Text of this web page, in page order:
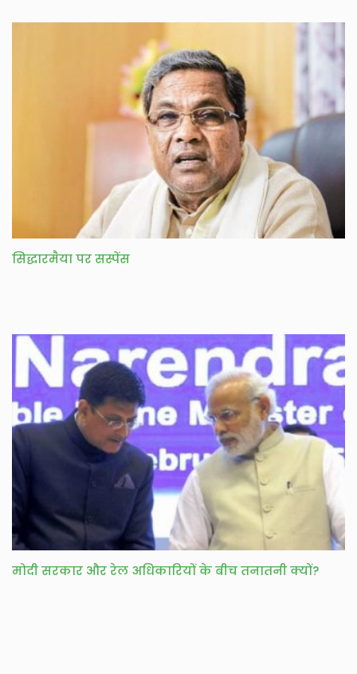
सिद्धारमैया पर सस्पेंस
मोदी सरकार और रेल अधिकारियों के बीच तनातनी क्यों?